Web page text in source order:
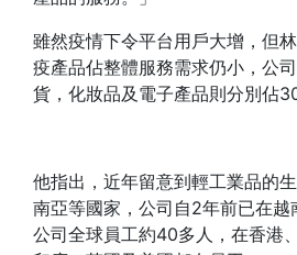
雖然疫情下令平台用戶大增，但
疫產品佔整體服務需求仍小，公
貨，化妝品及電子產品則分別佔
他指出，近年留意到輕工業品的
南亞等國家，公司自2年前已在
公司全球員工約40多人，在香港